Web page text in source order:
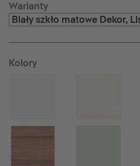
Warianty
Kolory